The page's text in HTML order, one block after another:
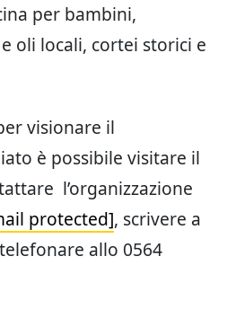
per bambini,
oli locali, cortei storici e
visionare il
è possibile visitare il
l’organizzazione
protected], scrivere a
allo 0564